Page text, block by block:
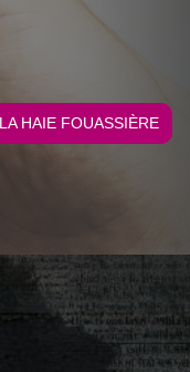
HAIE FOUASSIÈRE